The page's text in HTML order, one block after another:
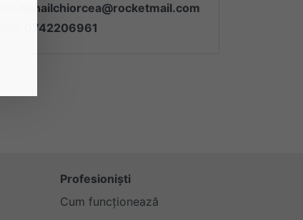
mihailchiorcea@rocketmail.com
0742206961
Profesioniști
Cum funcționează